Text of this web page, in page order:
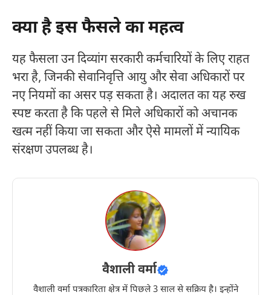
क्या है इस फैसले का महत्व
यह फैसला उन दिव्यांग सरकारी कर्मचारियों के लिए राहत
भरा है, जिनकी सेवानिवृत्ति आयु और सेवा अधिकारों पर
नए नियमों का असर पड़ सकता है। अदालत का यह रुख
स्पष्ट करता है कि पहले से मिले अधिकारों को अचानक
खत्म नहीं किया जा सकता और ऐसे मामलों में न्यायिक
संरक्षण उपलब्ध है।
वैशाली वर्मा
वैशाली वर्मा पत्रकारिता क्षेत्र में पिछले 3 साल से सक्रिय है। इन्होंने